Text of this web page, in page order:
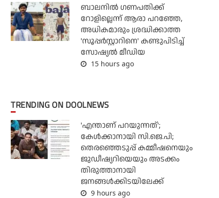
ബാലനില്‍ ഗണപതിക്ക്
റോളില്ലെന്ന് ആരാ പറഞ്ഞേ,
അധികമാരും ശ്രദ്ധിക്കാത്ത
'സൂപ്പര്‍സ്റ്റാറിനെ' കണ്ടുപിടിച്ച്
സോഷ്യല്‍ മീഡിയ
15 hours ago
TRENDING ON DOOLNEWS
'എന്താണ് പറയുന്നത്';
കേള്‍ക്കാനായി സി.ജെ.പി;
തെരഞ്ഞെടുപ്പ് കമ്മീഷനെയും
ജുഡീഷ്യറിയെയും അടക്കം
തിരുത്താനായി
ജനങ്ങള്‍ക്കിടയിലേക്ക്
9 hours ago